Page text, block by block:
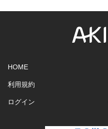
HOME
利用規約
ログイン